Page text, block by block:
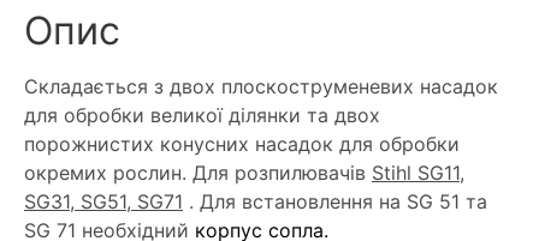
Опис
Складається з двох плоскоструменевих насадок
для обробки великої ділянки та двох
порожнистих конусних насадок для обробки
окремих рослин. Для розпилювачів Stihl SG11,
SG31, SG51, SG71 . Для встановлення на SG 51 та
SG 71 необхідний корпус сопла.